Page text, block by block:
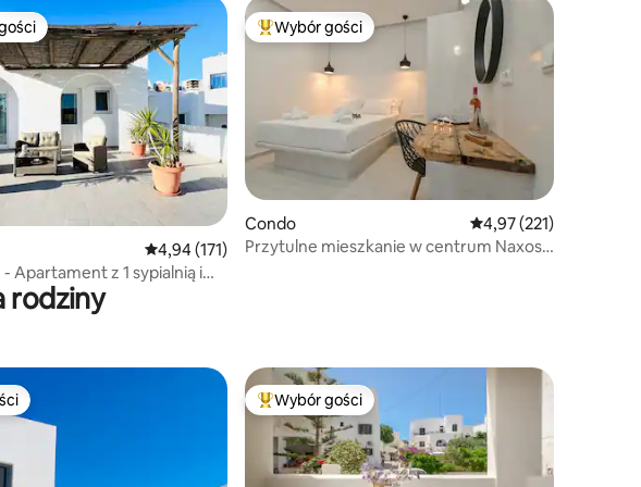
recenzji: 118
z kategorii Wybór gości
Średnia ocena: 4,94 na 5, liczba recenzji: 171
4,94 (171)
Apartament z 1 sypialnią i
morze
Najpopularniejsze z kategorii Wybór gości
Wybór gości
Condo Średnia ocena: 4,97
4,97 (221)
Przytulne mieszkanie w centrum Naxos-
rodziny
Najpopularniejsze z kategorii Wybór gości
Wybór gości